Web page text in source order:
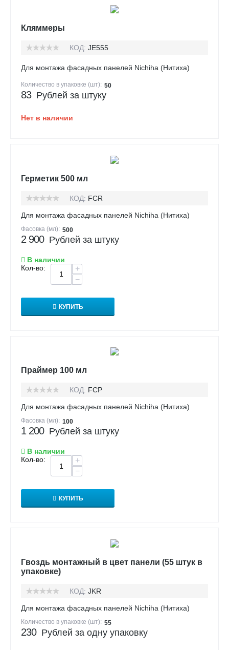
Кляммеры
КОД: JE555
Для монтажа фасадных панелей Nichiha (Нитиха)
Количество в упаковке (шт): 50
83 Рублей за штуку
Нет в наличии
Герметик 500 мл
КОД: FCR
Для монтажа фасадных панелей Nichiha (Нитиха)
Фасовка (мл): 500
2 900 Рублей за штуку
В наличии
Кол-во:
+
−
КУПИТЬ
Праймер 100 мл
КОД: FCP
Для монтажа фасадных панелей Nichiha (Нитиха)
Фасовка (мл): 100
1 200 Рублей за штуку
В наличии
Кол-во:
+
−
КУПИТЬ
Гвоздь монтажный в цвет панели (55 штук в
упаковке)
КОД: JKR
Для монтажа фасадных панелей Nichiha (Нитиха)
Количество в упаковке (шт): 55
230 Рублей за одну упаковку